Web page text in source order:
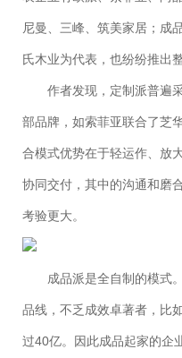
尼曼、三峰、筑美家居；成
氏木业为代表，也纷纷推出
作者发现，定制派普遍
部品牌，如索菲亚联合了芝
合模式优势在于轻运作、放
协同交付，其中的沟通和磨
考验更大。
成品派是全自制的模式
品线，不乏成效卓著者，比
过40亿。因此成品起家的企